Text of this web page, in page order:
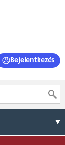
Bejelentkezés